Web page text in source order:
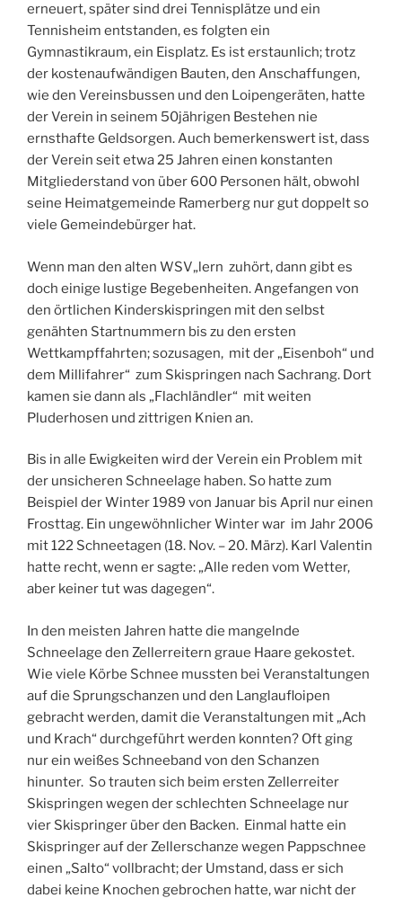
erneuert, später sind drei Tennisplätze und ein
Tennisheim entstanden, es folgten ein
Gymnastikraum, ein Eisplatz. Es ist erstaunlich; trotz
der kostenaufwändigen Bauten, den Anschaffungen,
wie den Vereinsbussen und den Loipengeräten, hatte
der Verein in seinem 50jährigen Bestehen nie
ernsthafte Geldsorgen. Auch bemerkenswert ist, dass
der Verein seit etwa 25 Jahren einen konstanten
Mitgliederstand von über 600 Personen hält, obwohl
seine Heimatgemeinde Ramerberg nur gut doppelt so
viele Gemeindebürger hat.
Wenn man den alten WSV„lern zuhört, dann gibt es
doch einige lustige Begebenheiten. Angefangen von
den örtlichen Kinderskispringen mit den selbst
genähten Startnummern bis zu den ersten
Wettkampffahrten; sozusagen, mit der „Eisenboh“ und
dem Millifahrer“ zum Skispringen nach Sachrang. Dort
kamen sie dann als „Flachländler“ mit weiten
Pluderhosen und zittrigen Knien an.
Bis in alle Ewigkeiten wird der Verein ein Problem mit
der unsicheren Schneelage haben. So hatte zum
Beispiel der Winter 1989 von Januar bis April nur einen
Frosttag. Ein ungewöhnlicher Winter war im Jahr 2006
mit 122 Schneetagen (18. Nov. – 20. März). Karl Valentin
hatte recht, wenn er sagte: „Alle reden vom Wetter,
aber keiner tut was dagegen“.
In den meisten Jahren hatte die mangelnde
Schneelage den Zellerreitern graue Haare gekostet.
Wie viele Körbe Schnee mussten bei Veranstaltungen
auf die Sprungschanzen und den Langlaufloipen
gebracht werden, damit die Veranstaltungen mit „Ach
und Krach“ durchgeführt werden konnten? Oft ging
nur ein weißes Schneeband von den Schanzen
hinunter. So trauten sich beim ersten Zellerreiter
Skispringen wegen der schlechten Schneelage nur
vier Skispringer über den Backen. Einmal hatte ein
Skispringer auf der Zellerschanze wegen Pappschnee
einen „Salto“ vollbracht; der Umstand, dass er sich
dabei keine Knochen gebrochen hatte, war nicht der